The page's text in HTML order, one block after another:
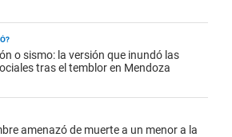
o sismo: la versión que inundó las
tras el temblor en Mendoza
amenazó de muerte a un menor a la